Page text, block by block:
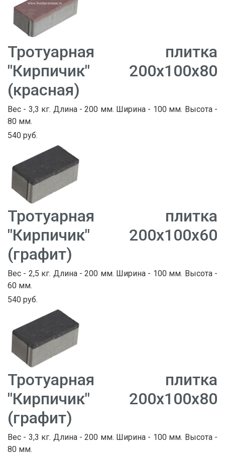
Тротуарная плитка
"Кирпичик" 200х100х80
(красная)
Вес - 3,3 кг. Длина - 200 мм. Ширина - 100 мм. Высота -
80 мм.
540 руб.
Тротуарная плитка
"Кирпичик" 200х100х60
(графит)
Вес - 2,5 кг. Длина - 200 мм. Ширина - 100 мм. Высота -
60 мм.
540 руб.
Тротуарная плитка
"Кирпичик" 200х100х80
(графит)
Вес - 3,3 кг. Длина - 200 мм. Ширина - 100 мм. Высота -
80 мм.